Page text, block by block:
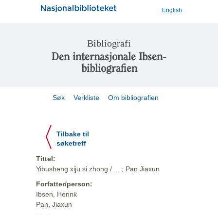
English
Bibliografi
Den internasjonale Ibsen-
bibliografien
Søk Verkliste Om bibliografien
Tilbake til
søketreff
Tittel:
Yibusheng xiju si zhong / ... ; Pan Jiaxun
Forfatter/person:
Ibsen, Henrik
Pan, Jiaxun